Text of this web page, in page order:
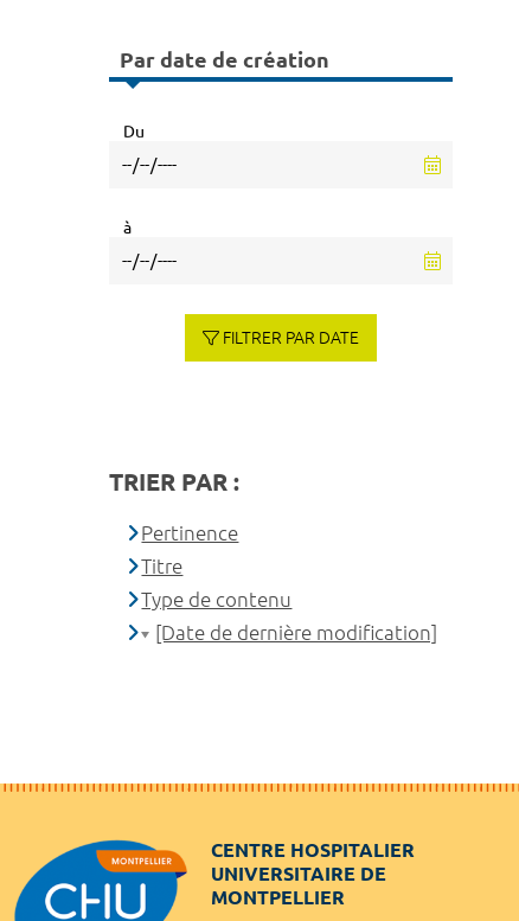
Par date de création
Du
à
FILTRER PAR DATE
TRIER PAR :
Pertinence
Titre
Type de contenu
[Date de dernière modification]
CENTRE HOSPITALIER
UNIVERSITAIRE DE
MONTPELLIER